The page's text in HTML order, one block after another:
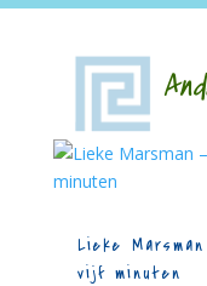
Lieke
vijf minuten